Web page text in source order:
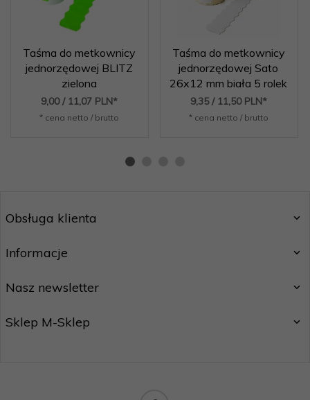
Taśma do metkownicy
jednorzędowej BLITZ
zielona
9,00 / 11,07 PLN*
* cena netto / brutto
Taśma do metkownicy
jednorzędowej Sato
26x12 mm biała 5 rolek
9,35 / 11,50 PLN*
* cena netto / brutto
Obsługa klienta
Informacje
Nasz newsletter
Sklep M-Sklep